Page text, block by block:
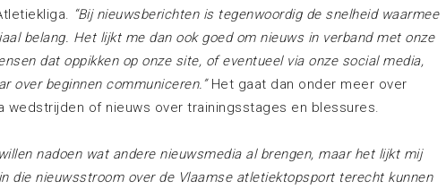
“Bij nieuwsberichten is tegenwoordig de snelheid waarmee
belang. Het lijkt me dan ook goed om nieuws in verband met onze
dat oppikken op onze site, of eventueel via onze social media,
over beginnen communiceren.”Het gaat dan onder meer over
wedstrijden of nieuws over trainingsstages en blessures.
nadoen wat andere nieuwsmedia al brengen, maar het lijkt mij
die nieuwsstroom over de Vlaamse atletiektopsport terecht kunnen